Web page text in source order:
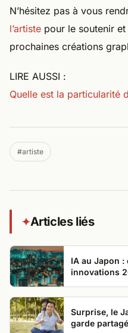
N’hésitez pas à vous
l’artiste pour le soutenir
prochaines créations
LIRE AUSSI :
Quelle est la particularité
#artiste
✦Articles liés
IA au Japon
innovations
Surprise, le
garde